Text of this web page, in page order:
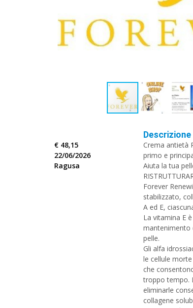
€ 48,15
22/06/2026
Ragusa
Descrizione
Crema antietà
primo e
Aiuta la tua
Forever
stabilizzato,
A ed E,
La vitamina E
mantenimento
pelle.
Gli alfa
le cellule
che
troppo tempo.
eliminarle
collagene